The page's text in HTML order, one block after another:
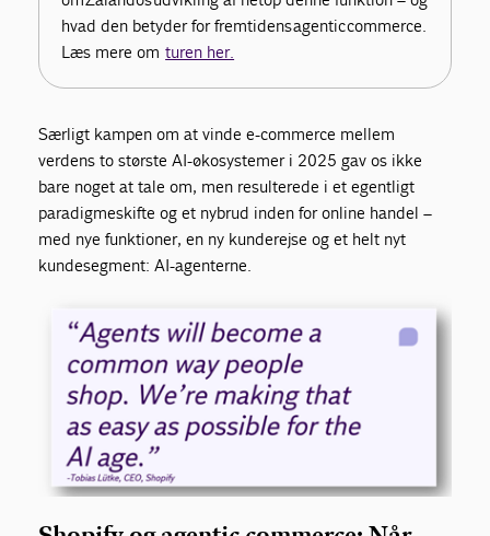
hvad den betyder for fremtidensagenticcommerce.
Læs mere omturen her.
Særligt kampen om at vinde e-commerce mellem
verdens to største AI-økosystemer i 2025 gav os ikke
bare noget at tale om, men resulterede i et egentligt
paradigmeskifte og et nybrud inden for online handel –
med nye funktioner, en ny kunderejse og et helt nyt
kundesegment: AI-agenterne.